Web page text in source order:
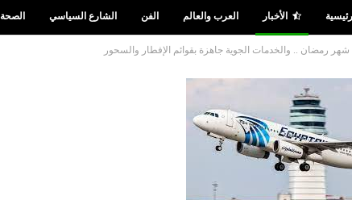
الأخبار العرب والعالم الفن الشارع السياسي الصحة
رمضان .. والخدمات الجوية جاهزة بقوائم الإفطار والسحور